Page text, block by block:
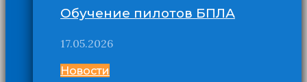
Обучение пилотов БПЛА
17.05.2026
Новости